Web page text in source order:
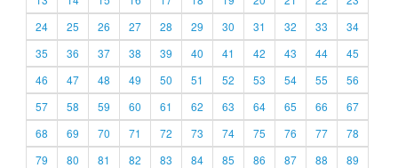
24
25 26 27 28 29 30 31 32 33
34
35
36 37 38 39 40 41 42 43 44
45
46
47 48 49 50 51 52 53 54 55
56
57
58 59 60 61 62 63 64 65 66
67
68
69 70 71 72 73 74 75 76 77
78
79
80 81 82 83 84 85 86 87 88
89